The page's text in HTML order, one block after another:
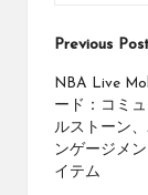
Post
Previous
NBA Live
ード：コミ
ルストーン
ンゲージメ
イテム